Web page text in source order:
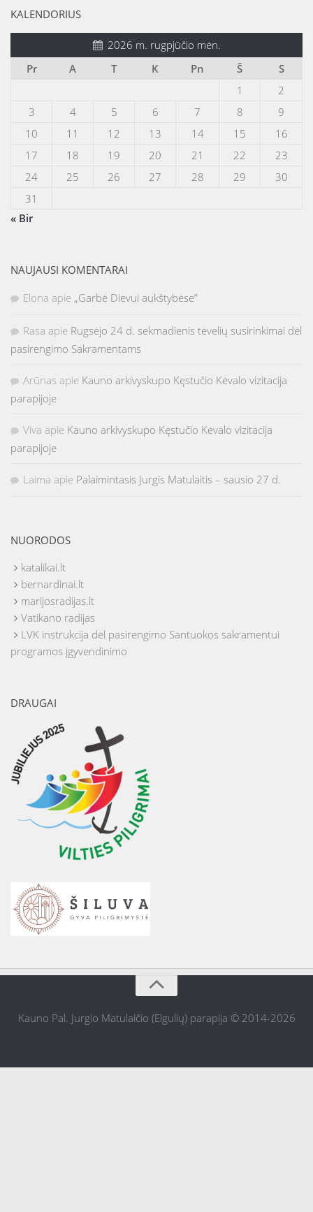
KALENDORIUS
2026 m. rugpjūčio mėn.
Pr
A T K Pn Š
S
1
2
3
4 5 6 7 8
9
10
11 12 13 14 15
16
17
18 19 20 21 22
23
24
25 26 27 28 29
30
31
« Bir
NAUJAUSI KOMENTARAI
Elona apie „Garbė Dievui aukštybėse”
Rasa apie Rugsėjo 24 d. sekmadienis tėvelių susirinkimai dėl
pasirengimo Sakramentams
Arūnas apie Kauno arkivyskupo Kęstučio Kėvalo vizitacija
parapijoje
Viva apie Kauno arkivyskupo Kęstučio Kėvalo vizitacija
parapijoje
Laima apie Palaimintasis Jurgis Matulaitis – sausio 27 d.
NUORODOS
katalikai.lt
bernardinai.lt
marijosradijas.lt
Vatikano radijas
LVK instrukcija dėl pasirengimo Santuokos sakramentui
programos įgyvendinimo
DRAUGAI
Kauno Pal. Jurgio Matulaičio (Eigulių) parapija © 2014-2026